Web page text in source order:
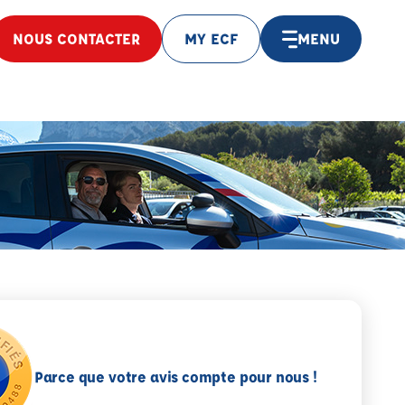
NOUS CONTACTER MY ECF MENU
Parce que votre avis compte pour nous !